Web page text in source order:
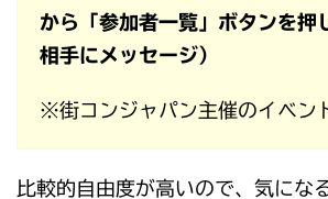
から「参加者一覧」ボタンを押
相手にメッセージ）
※街コンジャパン主催のイベン
比較的自由度が高いので、気にな